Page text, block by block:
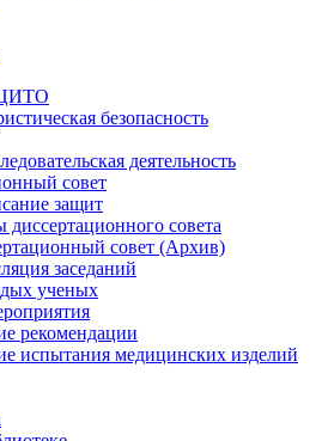
безопасность
деятельность
совет
защит
диссертационного совета
совет (Архив)
заседаний
ученых
рекомендации
испытания медицинских изделий